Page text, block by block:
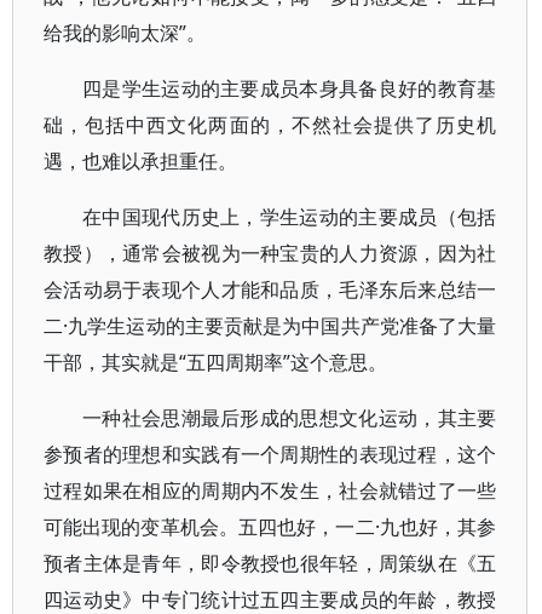
给我的影响太深”。
四是学生运动的主要成员本身具备良好的教育基
础，包括中西文化两面的，不然社会提供了历史机
遇，也难以承担重任。
在中国现代历史上，学生运动的主要成员（包括
教授），通常会被视为一种宝贵的人力资源，因为社
会活动易于表现个人才能和品质，毛泽东后来总结一
二·九学生运动的主要贡献是为中国共产党准备了大量
干部，其实就是“五四周期率”这个意思。
一种社会思潮最后形成的思想文化运动，其主要
参预者的理想和实践有一个周期性的表现过程，这个
过程如果在相应的周期内不发生，社会就错过了一些
可能出现的变革机会。五四也好，一二·九也好，其参
预者主体是青年，即令教授也很年轻，周策纵在《五
四运动史》中专门统计过五四主要成员的年龄，教授